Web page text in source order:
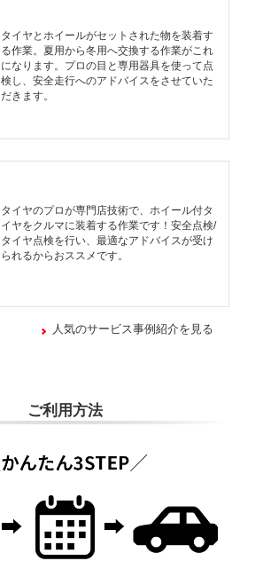
タイヤとホイールがセットされた物を装着す
る作業。夏用から冬用へ交換する作業がこれ
になります。プロの目と専用器具を使って点
検し、安全走行へのアドバイスをさせていた
だきます。
タイヤのプロが専門店技術で、ホイール付タ
イヤをクルマに装着する作業です！安全点検/
タイヤ点検を行い、最適なアドバイスが受け
られるからおススメです。
人気のサービス事例紹介を見る
ご利用方法